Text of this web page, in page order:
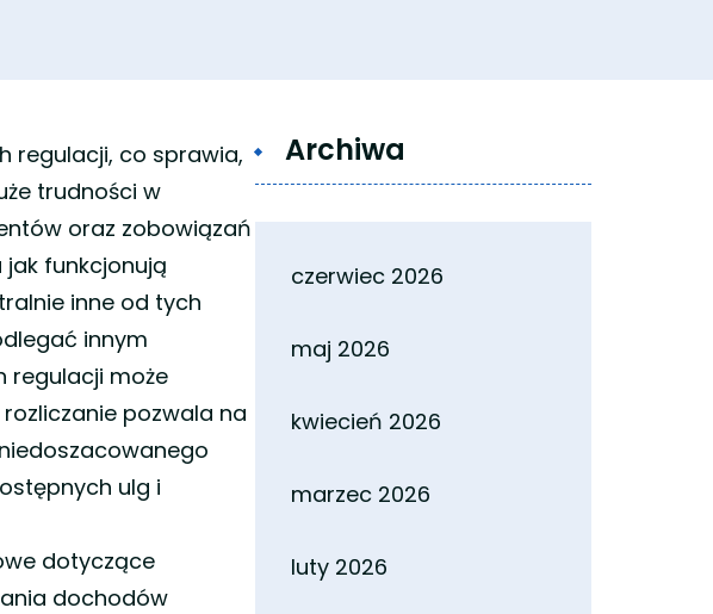
regulacji, co sprawia,
trudności w
oraz zobowiązań
jak funkcjonują
inne od tych
innym
regulacji może
pozwala na
ulg i
dotyczące
dochodów
Archiwa
czerwiec 2026
maj 2026
kwiecień 2026
marzec 2026
luty 2026